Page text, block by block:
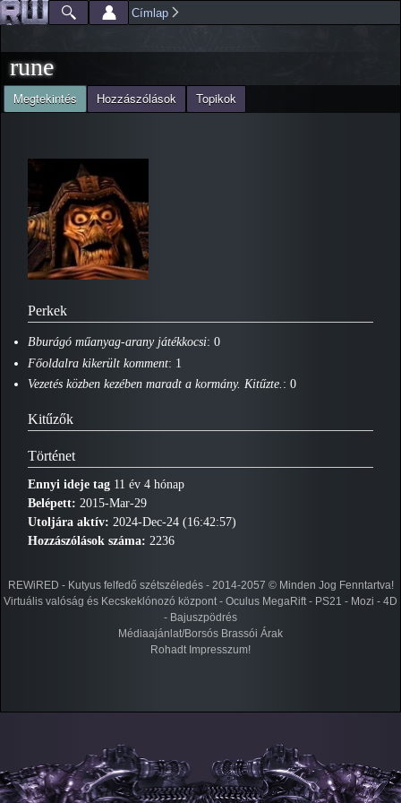
Ugrás a
tartalomra
Főmenü
Jelenlegi hely
Címlap
rune
Elsődleges fülek
Megtekintés
(aktív fül) Hozzászólások Topikok
Perkek
Bburágó műanyag-arany játékkocsi: 0
Főoldalra kikerült komment: 1
Vezetés közben kezében maradt a kormány. Kitűzte. : 0
Kitűzők
Történet
Ennyi ideje tag 11 év 4 hónap
Belépett: 2015-Mar-29
Utoljára aktív: 2024-Dec-24 (16:42:57)
Hozzászólások száma: 2236
REWiRED - Kutyus felfedő szétszéledés - 2014-2057 © Minden Jog Fenntartva!
Virtuális valóság és Kecskeklónozó központ - Oculus MegaRift - PS21 - Mozi - 4D
- Bajuszpödrés
Médiaajánlat/Borsós Brassói Árak
Rohadt Impresszum!